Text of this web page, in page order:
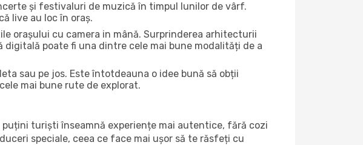
și festivaluri de muzică în timpul lunilor de vârf.
live au loc în oraș.
orașului cu camera in mână. Surprinderea arhitecturii
poate fi una dintre cele mai bune modalități de a
sau pe jos. Este întotdeauna o idee bună să obții
mai bune rute de explorat.
turiști înseamnă experiențe mai autentice, fără cozi
speciale, ceea ce face mai ușor să te răsfeți cu